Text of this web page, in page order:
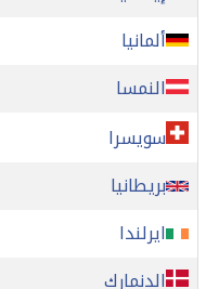
ألمانيا
النمسا
سويسرا
بريطانيا
ايرلندا
الدنمارك